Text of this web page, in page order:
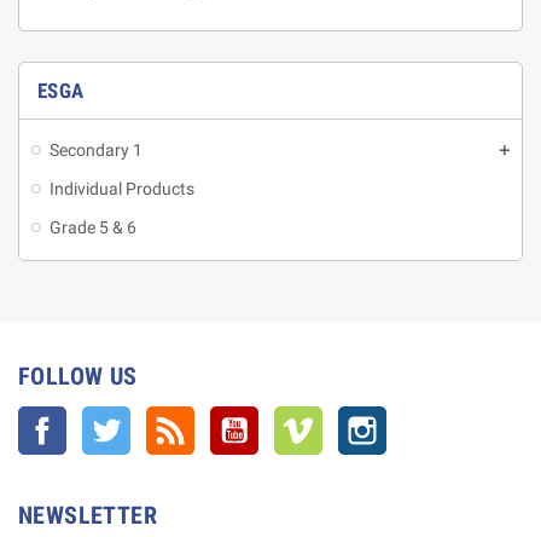
ESGA
Secondary 1
Individual Products
Grade 5 & 6
FOLLOW US
Facebook Twitter YouTube Vimeo
NEWSLETTER